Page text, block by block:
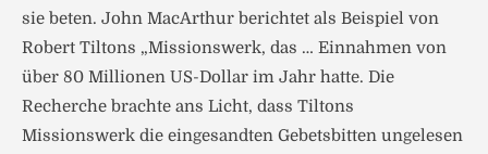
sie beten. John MacArthur berichtet als Beispiel von
Robert Tiltons „Missionswerk, das … Einnahmen von
über 80 Millionen US-Dollar im Jahr hatte. Die
Recherche brachte ans Licht, dass Tiltons
Missionswerk die eingesandten Gebetsbitten ungelesen